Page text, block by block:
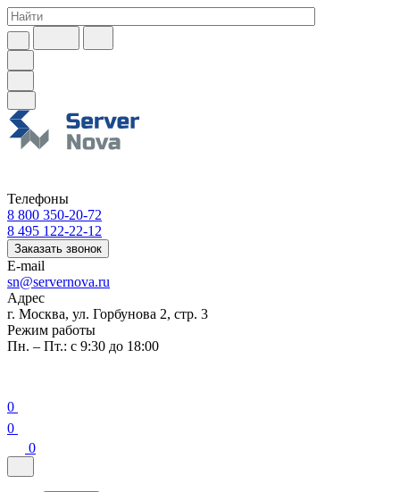
Телефоны
8 800 350-20-72
8 495 122-22-12
Заказать звонок
E-mail
sn@servernova.ru
Адрес
г. Москва, ул. Горбунова 2, стр. 3
Режим работы
Пн. – Пт.: с 9:30 до 18:00
0
0
0